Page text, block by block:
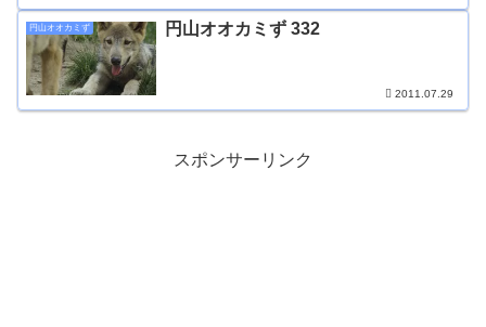
円山オオカミず 円山オオカミず 332
2011.07.29
スポンサーリンク